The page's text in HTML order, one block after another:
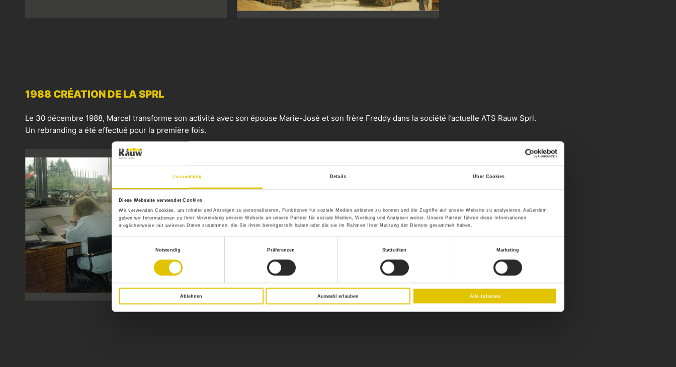
Zustimmung Details Über Cookies
Diese Webseite verwendet Cookies
Wir verwenden Cookies, um Inhalte und Anzeigen zu personalisieren, Funktionen für soziale Medien anbieten zu können und die Zugriffe auf unsere Website zu analysieren. Außerdem
geben wir Informationen zu Ihrer Verwendung unserer Website an unsere Partner für soziale Medien, Werbung und Analysen weiter. Unsere Partner führen diese Informationen
möglicherweise mit weiteren Daten zusammen, die Sie ihnen bereitgestellt haben oder die sie im Rahmen Ihrer Nutzung der Dienste gesammelt haben.
Notwendig
Präferenzen Statistiken Marketing
Ablehnen Auswahl erlauben Alle zulassen
1988 CRÉATION DE LA SPRL
Le 30 décembre 1988, Marcel transforme son activité avec son épouse Marie-José et son frère Freddy dans la société l’actuelle ATS Rauw Sprl.
Un rebranding a été effectué pour la première fois.